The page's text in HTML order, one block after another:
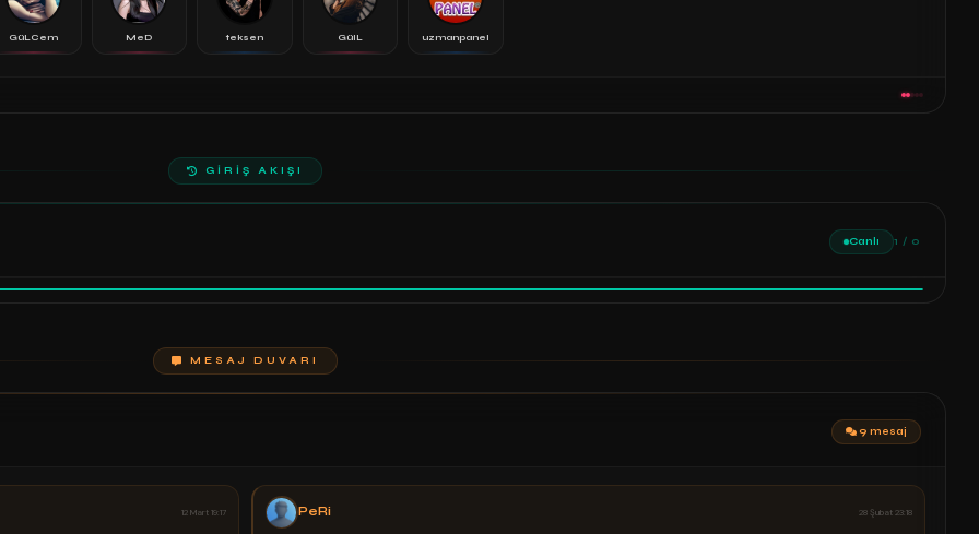
GüLCem MeD teksen GülL uzmanpanel
GİRİŞ AKIŞI
Canlı 1 / 0
MESAJ DUVARI
9 mesaj
02 Şubat 00:37 MeD 02 Şubat 00:30